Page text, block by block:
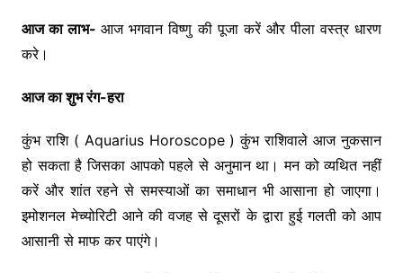
आज का लाभ-आज भगवान विष्णु की पूजा करें और पीला वस्त्र धारण
करे।
आज का शुभ रंग-हरा
कुंभ राशि ( Aquarius Horoscope ) कुंभ राशिवाले आज नुकसान
हो सकता है जिसका आपको पहले से अनुमान था। मन को व्यथित नहीं
करें और शांत रहने से समस्याओं का समाधान भी आसाना हो जाएगा।
इमोशनल मेच्योरिटी आने की वजह से दूसरों के द्वारा हुई गलती को आप
आसानी से माफ कर पाएंगे।